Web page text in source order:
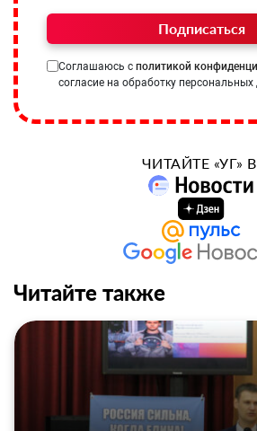
Подписаться
Соглашаюсь с политикой
согласие на обработку
ЧИТАЙТЕ «УГ»
Читайте также